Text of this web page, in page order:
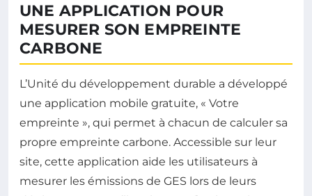
UNE APPLICATION POUR
MESURER SON EMPREINTE
CARBONE
L’Unité du développement durable a développé
une application mobile gratuite, « Votre
empreinte », qui permet à chacun de calculer sa
propre empreinte carbone. Accessible sur leur
site, cette application aide les utilisateurs à
mesurer les émissions de GES lors de leurs